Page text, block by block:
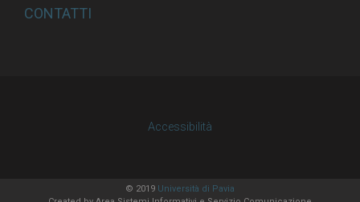
CONTATTI
Accessibilità
© 2019 Università di Pavia